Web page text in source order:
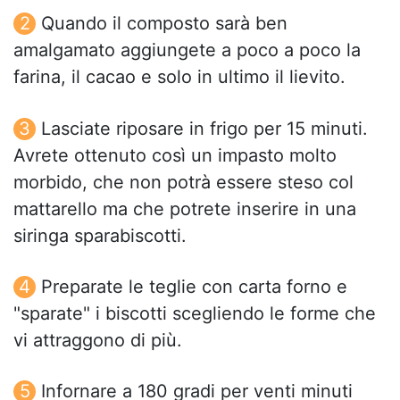
Quando il composto sarà ben
amalgamato aggiungete a poco a poco la
farina, il cacao e solo in ultimo il lievito.
Lasciate riposare in frigo per 15 minuti.
Avrete ottenuto così un impasto molto
morbido, che non potrà essere steso col
mattarello ma che potrete inserire in una
siringa sparabiscotti.
Preparate le teglie con carta forno e
"sparate" i biscotti scegliendo le forme che
vi attraggono di più.
Infornare a 180 gradi per venti minuti